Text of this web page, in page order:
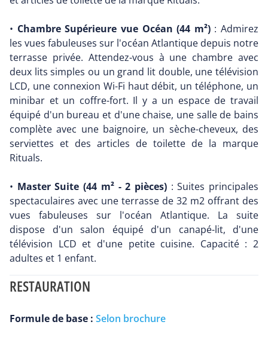
• Chambre Supérieure vue Océan (44 m²): Admirez
les vues fabuleuses sur l'océan Atlantique depuis notre
terrasse privée. Attendez-vous à une chambre avec
deux lits simples ou un grand lit double, une télévision
LCD, une connexion Wi-Fi haut débit, un téléphone, un
minibar et un coffre-fort. Il y a un espace de travail
équipé d'un bureau et d'une chaise, une salle de bains
complète avec une baignoire, un sèche-cheveux, des
serviettes et des articles de toilette de la marque
Rituals.
• Master Suite (44 m² - 2 pièces): Suites principales
spectaculaires avec une terrasse de 32 m2 offrant des
vues fabuleuses sur l'océan Atlantique. La suite
dispose d'un salon équipé d'un canapé-lit, d'une
télévision LCD et d'une petite cuisine. Capacité : 2
adultes et 1 enfant.
RESTAURATION
Formule de base : Selon brochure